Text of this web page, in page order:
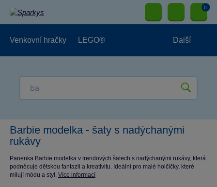
0
Venkovní hračky LEGO® Další
Barbie modelka - šaty s nadýchanými
rukávy
Panenka Barbie modelka v trendových šatech s nadýchanými rukávy, která
podněcuje dětskou fantazii a kreativitu. Ideální pro malé holčičky, které
milují módu a styl. Více informací